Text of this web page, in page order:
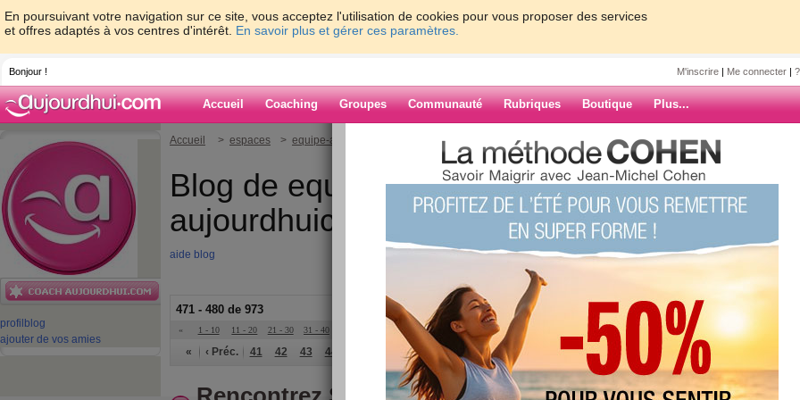
En poursuivant votre navigation sur ce site, vous acceptez l'utilisation de cookies pour vous proposer des services
et offres adaptés à vos centres d'intérêt. En savoir plus et gérer ces paramètres.
Bonjour ! M'inscrire | Me connecter |
Accueil Coaching Groupes Communauté Rubriques Boutique Plus...
profil blog
ajouter de vos amies
Accueil > espaces > equipe-aujourdhuicom
Blog de equipe-
aujourdhuicom
aide blog
471 - 480 de 973
« 1 - 10 11 - 20 21 - 30 31 - 40 51 - 60 61 - 70 71 - 80 81 - 90 91 - 98
« ‹ Préc. 41 42 43 44 47 48 49 50 Suiv. ›
ARCHIVES